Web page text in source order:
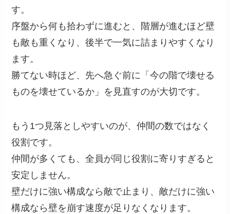
す。
序盤から何も拾わずに進むと、階層が進むほど壁
も敵も重くなり、後半で一気に詰まりやすくなり
ます。
勝てない時ほど、先へ急ぐ前に「今の階で壊せる
ものを壊せているか」を見直すのが大切です。
もう1つ見落としやすいのが、仲間の数ではなく
役割です。
仲間が多くても、全員が同じ役割に寄りすぎると
安定しません。
壁だけに強い構成なら敵で止まり、敵だけに強い
構成なら壁を崩す速度が足りなくなります。